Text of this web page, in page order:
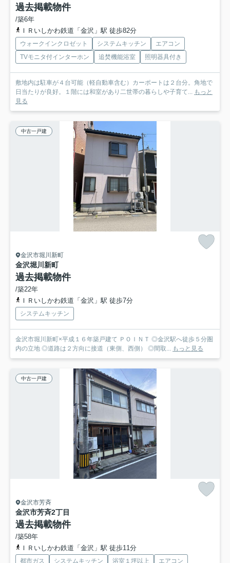
過去掲載物件
/築6年
ＩＲいしかわ鉄道「金沢」駅 徒歩82分
ウォークインクロゼット システムキッチン
エアコン
TVモニタ付インターホン
追焚機能浴室 照明器具付き
敷地内は駐車が４台可能（軽自動車含む）カーポートは２台分。角地で
日当たりが良好。１階には和室があり二世帯の暮らしや子育て... もっと
見る
中古一戸建
金沢市堀川新町
金沢堀川新町
過去掲載物件
/築22年
ＩＲいしかわ鉄道「金沢」駅 徒歩7分
システムキッチン
金沢市堀川新町×平成１６年築戸建て ＰＯＩＮＴ ◎金沢駅へ徒歩５分圏
内の立地 ◎道路は２方向に接道（東側、西側） ◎間取... もっと見る
中古一戸建
金沢市芳斉
金沢市芳斉2丁目
過去掲載物件
/築58年
ＩＲいしかわ鉄道「金沢」駅 徒歩11分
都市ガス システムキッチン 浴室１坪以上 エアコン